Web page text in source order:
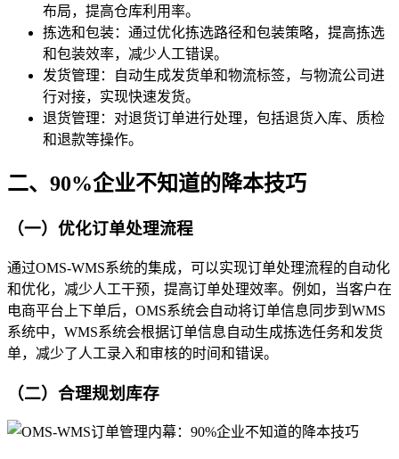
布局，提高仓库利用率。
拣选和包装：通过优化拣选路径和包装策略，提高拣选
和包装效率，减少人工错误。
发货管理：自动生成发货单和物流标签，与物流公司进
行对接，实现快速发货。
退货管理：对退货订单进行处理，包括退货入库、质检
和退款等操作。
二、90%企业不知道的降本技巧
（一）优化订单处理流程
通过OMS-WMS系统的集成，可以实现订单处理流程的自动化
和优化，减少人工干预，提高订单处理效率。例如，当客户在
电商平台上下单后，OMS系统会自动将订单信息同步到WMS
系统中，WMS系统会根据订单信息自动生成拣选任务和发货
单，减少了人工录入和审核的时间和错误。
（二）合理规划库存